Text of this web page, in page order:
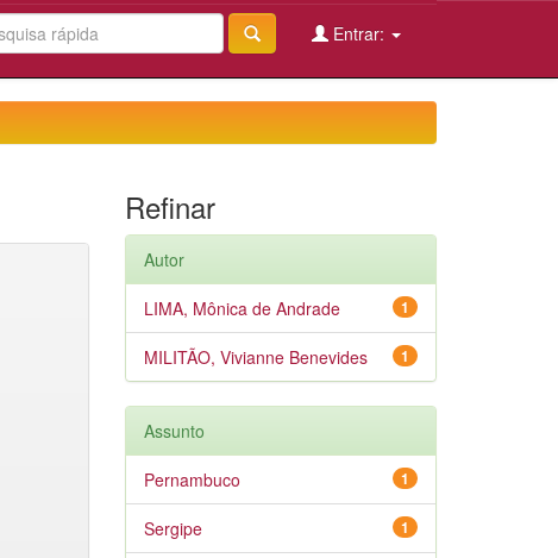
Entrar:
Refinar
Autor
1
LIMA, Mônica de Andrade
1
MILITÃO, Vivianne Benevides
Assunto
1
Pernambuco
1
Sergipe